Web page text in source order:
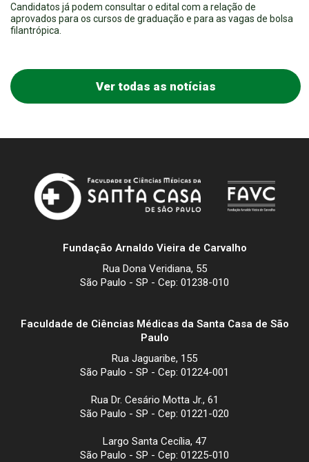
Candidatos já podem consultar o edital com a relação de
aprovados para os cursos de graduação e para as vagas de bolsa
filantrópica.
Ver todas as notícias
Fundação Arnaldo Vieira de Carvalho
Rua Dona Veridiana, 55
São Paulo - SP - Cep: 01238-010
Faculdade de Ciências Médicas da Santa Casa de São
Paulo
Rua Jaguaribe, 155
São Paulo - SP - Cep: 01224-001
Rua Dr. Cesário Motta Jr., 61
São Paulo - SP - Cep: 01221-020
Largo Santa Cecília, 47
São Paulo - SP - Cep: 01225-010